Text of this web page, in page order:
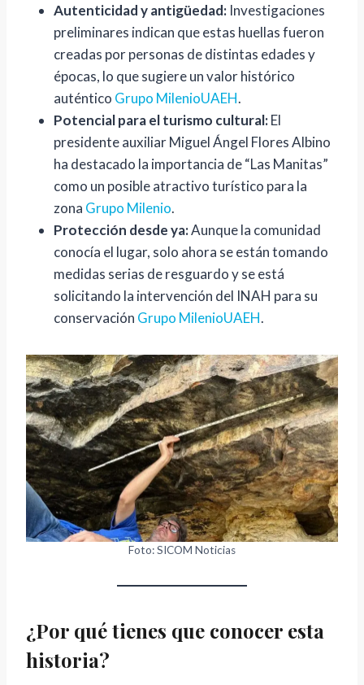
b
r
e
“
L
a
s
M
a
n
i
t
a
s
”
l
a
s
p
i
n
t
u
r
u
p
Autenticidad y antigüedad: Investigaciones
preliminares indican que estas huellas fueron
creadas por personas de distintas edades y
épocas, lo que sugiere un valor histórico
auténtico Grupo MilenioUAEH.
Potencial para el turismo cultural:El
presidente auxiliar Miguel Ángel Flores Albino
ha destacado la importancia de “Las Manitas”
como un posible atractivo turístico para la
zona Grupo Milenio.
Protección desde ya:Aunque la comunidad
conocía el lugar, solo ahora se están tomando
medidas serias de resguardo y se está
solicitando la intervención del INAH para su
conservación Grupo MilenioUAEH.
Foto: SICOM Noticias
¿Por qué tienes que conocer esta
historia?